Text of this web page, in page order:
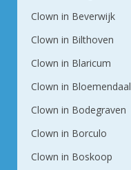
Clown in Beverwijk
Clown in Bilthoven
Clown in Blaricum
Clown in Bloemendaal
Clown in Bodegraven
Clown in Borculo
Clown in Boskoop